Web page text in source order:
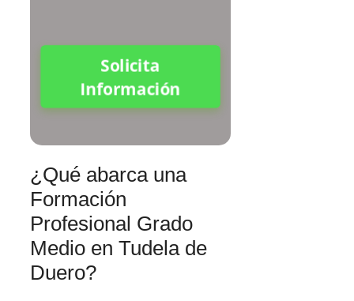
Solicita
Información
¿Qué abarca una
Formación
Profesional Grado
Medio en Tudela de
Duero?